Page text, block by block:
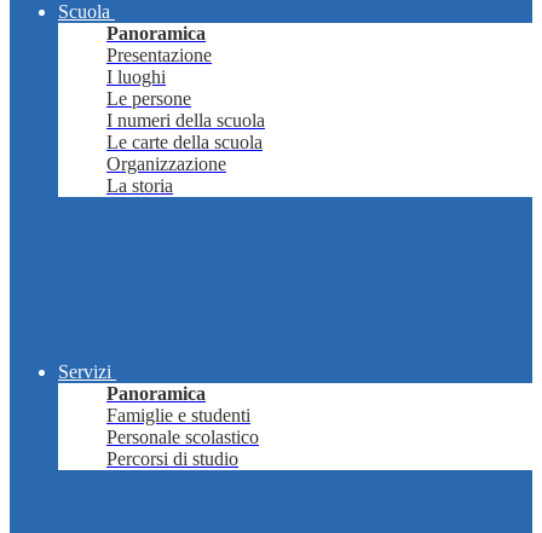
Scuola
Panoramica
Presentazione
I luoghi
Le persone
I numeri della scuola
Le carte della scuola
Organizzazione
La storia
Servizi
Panoramica
Famiglie e studenti
Personale scolastico
Percorsi di studio